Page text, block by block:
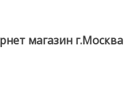
магазин г.Москва